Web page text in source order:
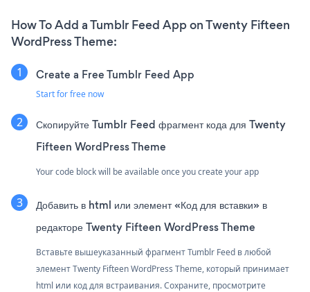
How To Add a Tumblr Feed App on Twenty Fifteen
WordPress Theme:
Create a Free Tumblr Feed App
Start for free now
Скопируйте Tumblr Feed фрагмент кода для Twenty
Fifteen WordPress Theme
Your code block will be available once you create your app
Добавить в html или элемент «Код для вставки» в
редакторе Twenty Fifteen WordPress Theme
Вставьте вышеуказанный фрагмент Tumblr Feed в любой
элемент Twenty Fifteen WordPress Theme, который принимает
html или код для встраивания. Сохраните, просмотрите